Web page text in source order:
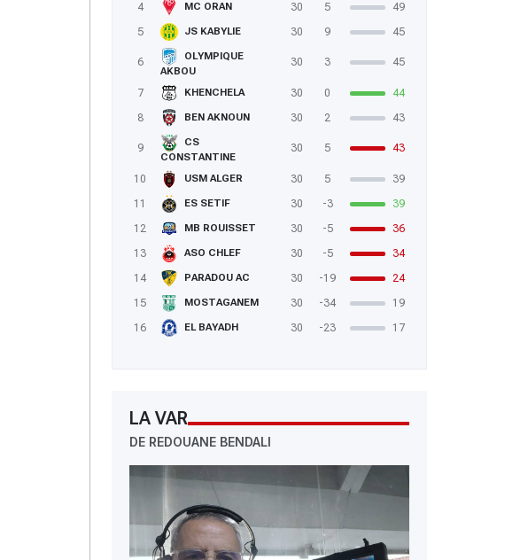
4
MC ORAN 30 5
49
5
JS KABYLIE 30 9 45
6
OLYMPIQUE
AKBOU
30 3 45
7 KHENCHELA 30 0
44
8
BEN AKNOUN 30 2 43
9
CS
CONSTANTINE
30 5 43
10 USM ALGER 30 5
39
11
ES SETIF 30 -3
39
12
MB ROUISSET 30 -5
36
13
ASO CHLEF 30 -5
34
14
PARADOU AC 30 -19
24
15
MOSTAGANEM 30 -34
19
16
EL BAYADH 30 -23 17
LA VAR
DE REDOUANE BENDALI